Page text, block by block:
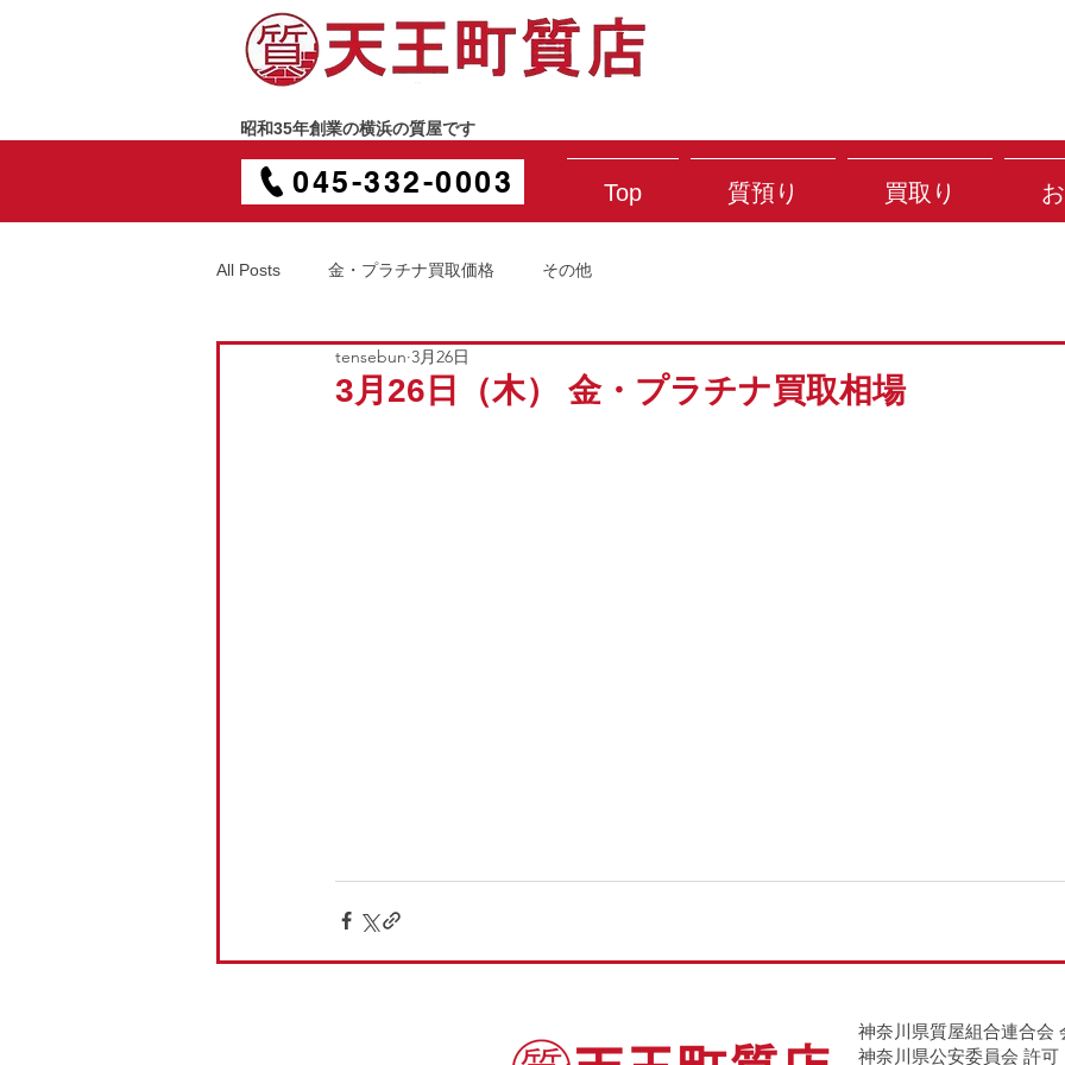
昭和35年創業の横浜の質屋です
045-332-0003 Top 質預り 買取り
All Posts 金・プラチナ買取価格 その他
3月26日（木） 金・プラチナ買取相場
tensebun 3月26日
神奈川県質屋組合連合会
神奈川県公安委員会 許可